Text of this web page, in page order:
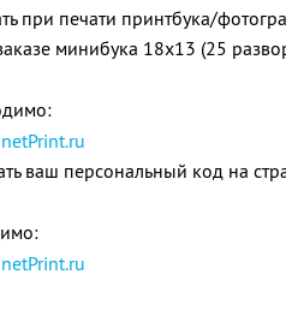
при печати принтбука/
минибука 18х13 (25
netPrint.ru
ваш персональный код на
netPrint.ru